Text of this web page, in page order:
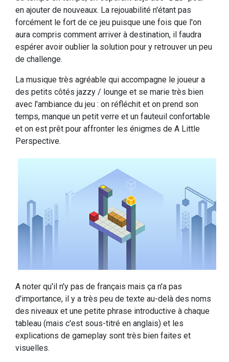
en ajouter de nouveaux. La rejouabilité n'étant pas
forcément le fort de ce jeu puisque une fois que l'on
aura compris comment arriver à destination, il faudra
espérer avoir oublier la solution pour y retrouver un peu
de challenge.
La musique très agréable qui accompagne le joueur a
des petits côtés jazzy / lounge et se marie très bien
avec l'ambiance du jeu : on réfléchit et on prend son
temps, manque un petit verre et un fauteuil confortable
et on est prêt pour affronter les énigmes de A Little
Perspective.
A noter qu'il n'y pas de français mais ça n'a pas
d'importance, il y a très peu de texte au-delà des noms
des niveaux et une petite phrase introductive à chaque
tableau (mais c'est sous-titré en anglais) et les
explications de gameplay sont très bien faites et
visuelles.